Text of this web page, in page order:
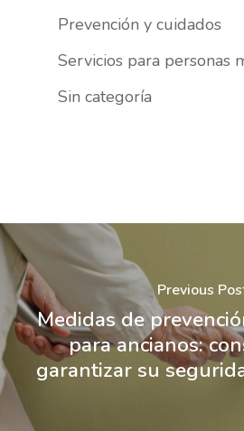
Prevención y cuidados
Servicios para personas
Sin categoría
Previous
Medidas de
para ancianos:
garantizar su